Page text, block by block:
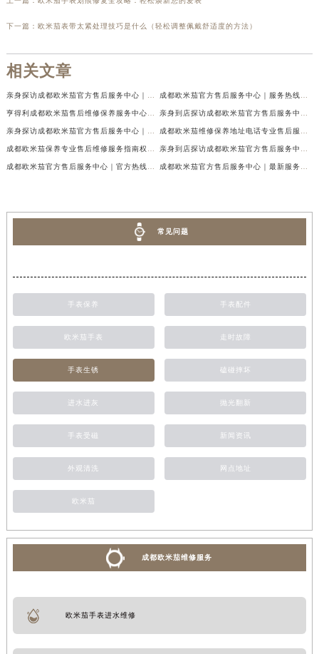
下一篇： 欧米茄表带太紧处理技巧是什么（轻松调整佩戴舒适度的方法）
相关文章
亲身探访成都欧米茄官方售后服务中心｜地址与客服服务热线（2026年7月最新） 成都欧米茄官方售后服务中心｜服务热线及全部官方地址权威信息公示（2026年7月最新）
亨得利成都欧米茄售后维修保养服务中心权威公示（2026年7月最新） 亲身到店探访成都欧米茄官方售后服务中心｜最新电话与网点地址（2026年7月最新）
亲身探访成都欧米茄官方售后服务中心｜完整官方热线和详细地址（2026年7月最新） 成都欧米茄维修保养地址电话专业售后服务中心权威公示（2026年7月最新）
成都欧米茄保养专业售后维修服务指南权威公示（2026年7月最新） 亲身到店探访成都欧米茄官方售后服务中心｜最新地址及服务热线（2026年7月最新）
成都欧米茄官方售后服务中心｜官方热线及网点地址权威信息公示（2026年7月最新） 成都欧米茄官方售后服务中心｜最新服务电话及全部官方地址权威信息公示（2026年7月最新）
常见问题
手表保养 手表配件
欧米茄手表 走时故障
手表生锈 磕碰摔坏
进水进灰 抛光翻新
手表受磁 新闻资讯
外观清洗 网点地址
欧米茄
成都欧米茄维修服务
欧米茄手表进水维修